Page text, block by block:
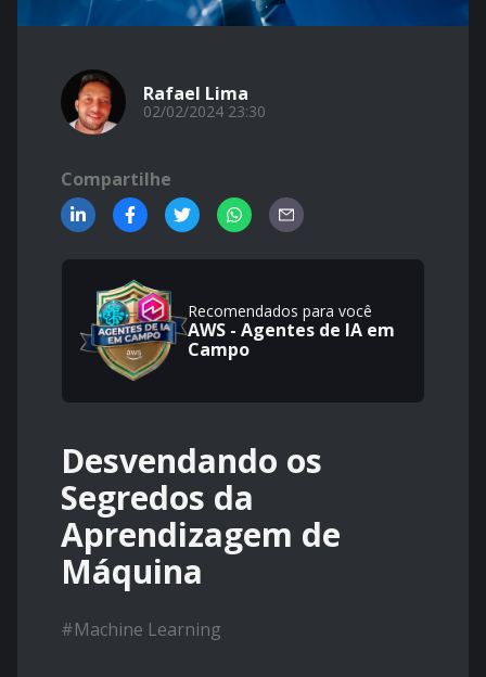
Rafael Lima
02/02/2024 23:30
Compartilhe
Recomendados para você
AWS - Agentes de IA em
Campo
Desvendando os
Segredos da
Aprendizagem de
Máquina
#Machine Learning